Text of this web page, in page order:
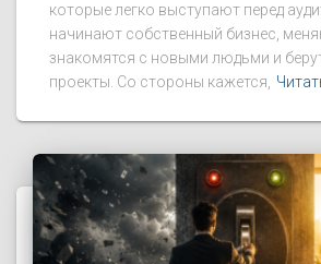
которые легко выступают перед
начинают собственный бизнес,
знакомятся с новыми людьми и
проекты. Со стороны кажется,